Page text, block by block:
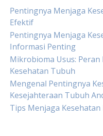
Pentingnya Menjaga
Efektif
Pentingnya Menjaga
Informasi Penting
Mikrobioma Usus:
Kesehatan Tubuh
Mengenal Pentingnya
Kesejahteraan Tubuh
Tips Menjaga